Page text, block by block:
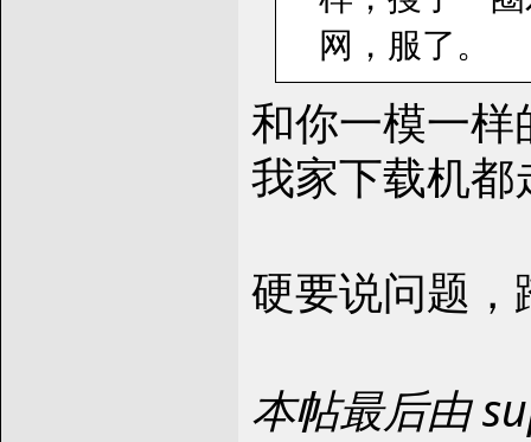
网，服了。
和你一模一
我家下载机都
硬要说问题
本帖最后由